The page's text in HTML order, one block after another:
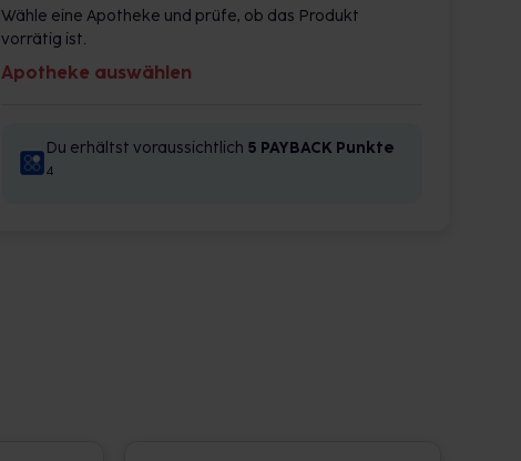
Wähle eine Apotheke und prüfe, ob das Produkt
vorrätig ist.
Apotheke auswählen
Du erhältst voraussichtlich 5 PAYBACK Punkte
4